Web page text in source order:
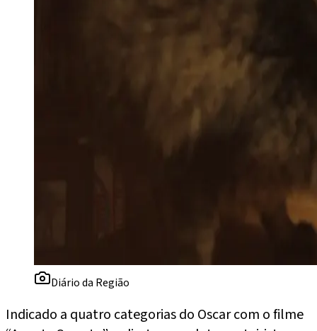
Diário da Região
Indicado a quatro categorias do Oscar com o filme